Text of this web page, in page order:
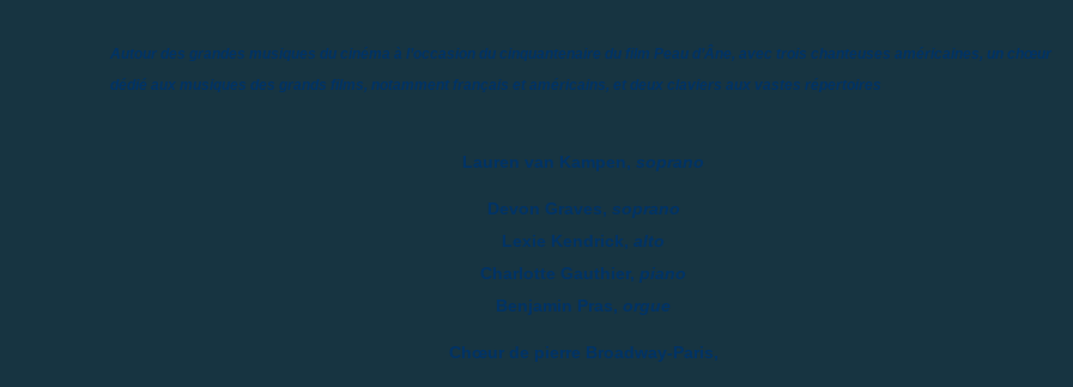
Autour des grandes musiques du cinéma à l’occasion du cinquantenaire du film Peau d’Âne, avec trois chanteuses américaines, un chœur
dédié aux musiques des grands films, notamment français et américains, et deux claviers aux vastes répertoires
Lauren van Kampen, soprano
Devon Graves, soprano
Lexie Kendrick, alto
Charlotte Gauthier, piano
Benjamin Pras, orgue
Chœur de pierre Broadway-Paris,